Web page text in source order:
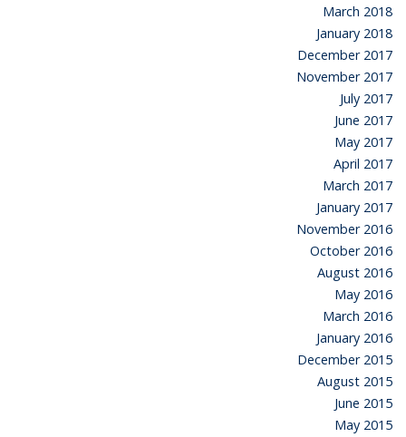
March 2018
January 2018
December 2017
November 2017
July 2017
June 2017
May 2017
April 2017
March 2017
January 2017
November 2016
October 2016
August 2016
May 2016
March 2016
January 2016
December 2015
August 2015
June 2015
May 2015